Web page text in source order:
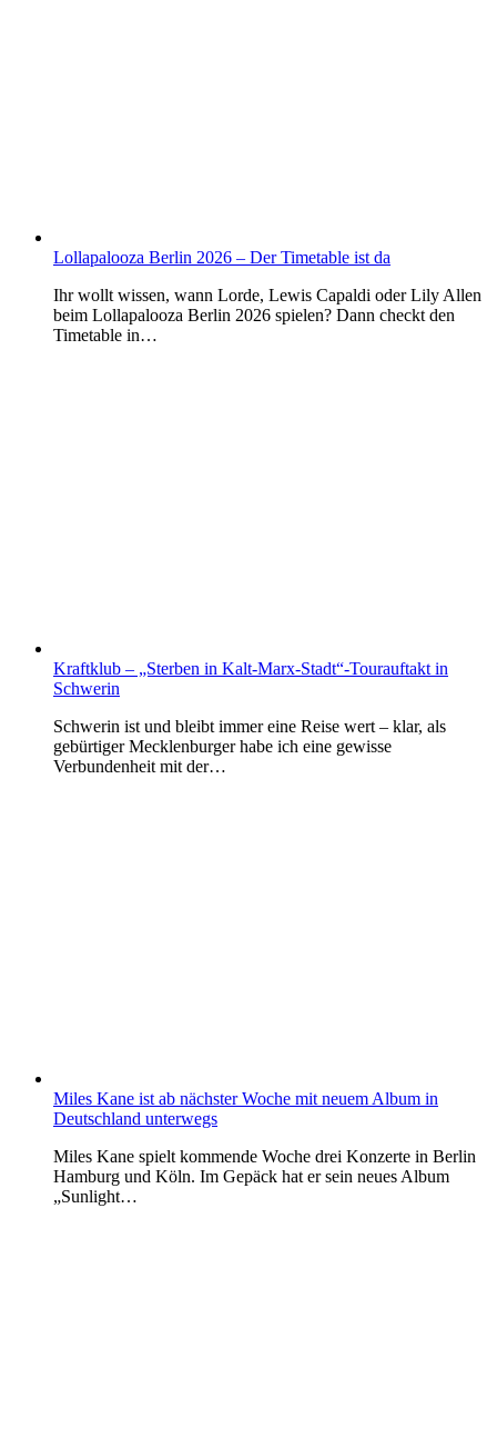
Lollapalooza Berlin 2026 – Der Timetable ist da
Ihr wollt wissen, wann Lorde, Lewis Capaldi oder Lily Allen
beim Lollapalooza Berlin 2026 spielen? Dann checkt den
Timetable in…
Kraftklub – „Sterben in Kalt-Marx-Stadt“-Tourauftakt in
Schwerin
Schwerin ist und bleibt immer eine Reise wert – klar, als
gebürtiger Mecklenburger habe ich eine gewisse
Verbundenheit mit der…
Miles Kane ist ab nächster Woche mit neuem Album in
Deutschland unterwegs
Miles Kane spielt kommende Woche drei Konzerte in Berlin
Hamburg und Köln. Im Gepäck hat er sein neues Album
„Sunlight…